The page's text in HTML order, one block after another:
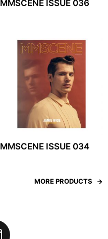
MMSCENE ISSUE 036
MMSCENE ISSUE 034
MORE PRODUCTS